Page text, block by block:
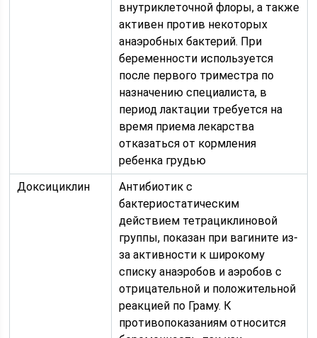
внутриклеточной флоры, а также
активен против некоторых
анаэробных бактерий. При
беременности используется
после первого триместра по
назначению специалиста, в
период лактации требуется на
время приема лекарства
отказаться от кормления
ребенка грудью
Доксициклин
Антибиотик с
бактериостатическим
действием тетрациклиновой
группы, показан при вагините из-
за активности к широкому
списку анаэробов и аэробов с
отрицательной и положительной
реакцией по Граму. К
противопоказаниям относится